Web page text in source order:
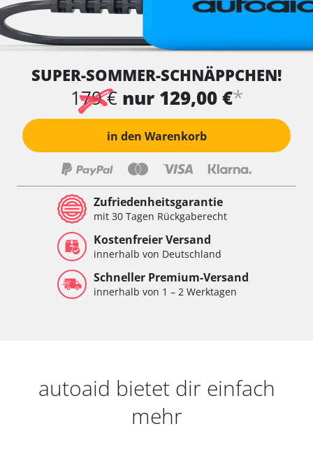
SUPER-SOMMER-SCHNÄPPCHEN!
179 € nur 129,00 €*
in den Warenkorb
Zufriedenheitsgarantie
mit 30 Tagen Rückgaberecht
Kostenfreier Versand
innerhalb von Deutschland
Schneller Premium-Versand
innerhalb von 1 – 2 Werktagen
autoaid bietet dir einfach
mehr